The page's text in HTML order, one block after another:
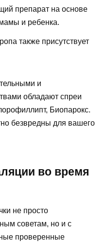
препарат на основе
и ребенка.
также присутствует
и
обладают спреи
Биопарокс.
безвредны для вашего
во время
не просто
советам, но и с
проверенные